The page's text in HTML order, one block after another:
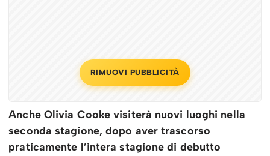
RIMUOVI PUBBLICITÀ
Anche Olivia Cooke visiterà nuovi luoghi nella
seconda stagione, dopo aver trascorso
praticamente l’intera stagione di debutto